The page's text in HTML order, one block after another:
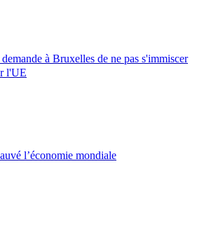
à Bruxelles de ne pas s'immiscer
l'UE
l’économie mondiale